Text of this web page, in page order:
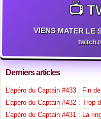
📺
VIENS MATER LE
Derniers articles
L'apéro du Captain #433 : Fin
L'apéro du Captain #432 : Trop
L'apéro du Captain #431 : La